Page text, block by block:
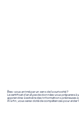
Êtes-vous animé par un sens de la curiosité ?
Le certificat d'analyse de données vous préparera à
apprendrez à extraire des informations précieuses
À la fin, vous serez doté de compétences pour